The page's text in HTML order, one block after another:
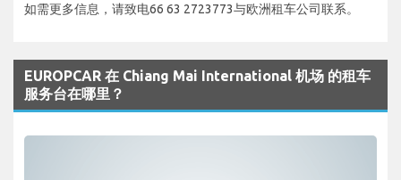
如需更多信息，请致电66 63 2723773与欧洲租车公司联系。
EUROPCAR 在 Chiang Mai International 机场 的租车
服务台在哪里？